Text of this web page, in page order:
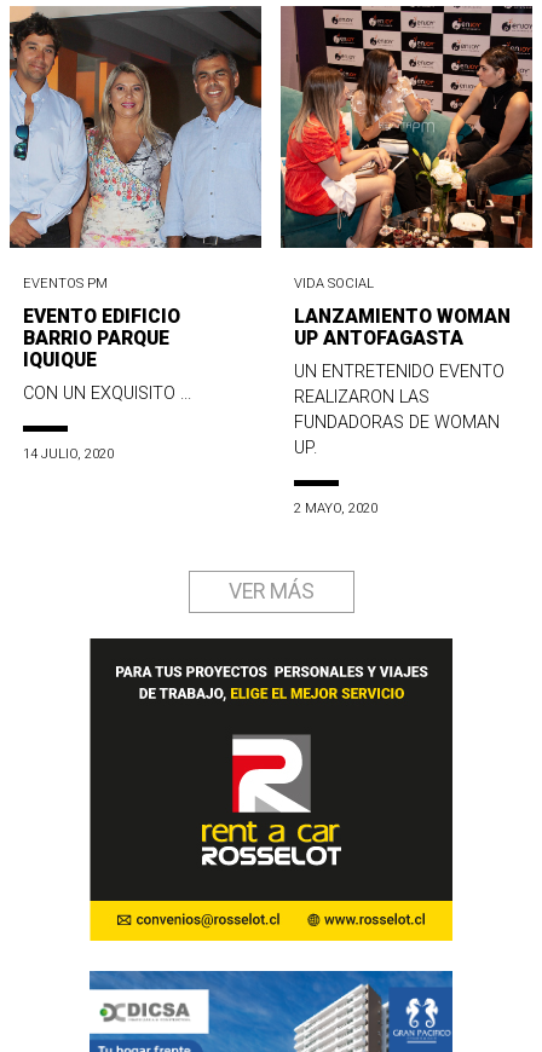
EVENTOS PM
EVENTO EDIFICIO
BARRIO PARQUE
IQUIQUE
CON UN EXQUISITO ...
14 JULIO, 2020
VIDA SOCIAL
LANZAMIENTO WOMAN
UP ANTOFAGASTA
UN ENTRETENIDO EVENTO
REALIZARON LAS
FUNDADORAS DE WOMAN
UP.
2 MAYO, 2020
VER MÁS